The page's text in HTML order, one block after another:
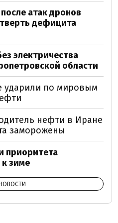
атак дронов
дефицита
электричества
области
ударили по мировым
нефти в Иране
заморожены
приоритета
зиме